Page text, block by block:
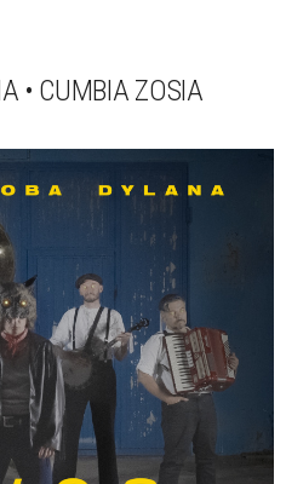
• CUMBIA ZOSIA